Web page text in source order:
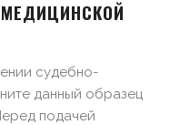
судебно-
данный образец
подачей